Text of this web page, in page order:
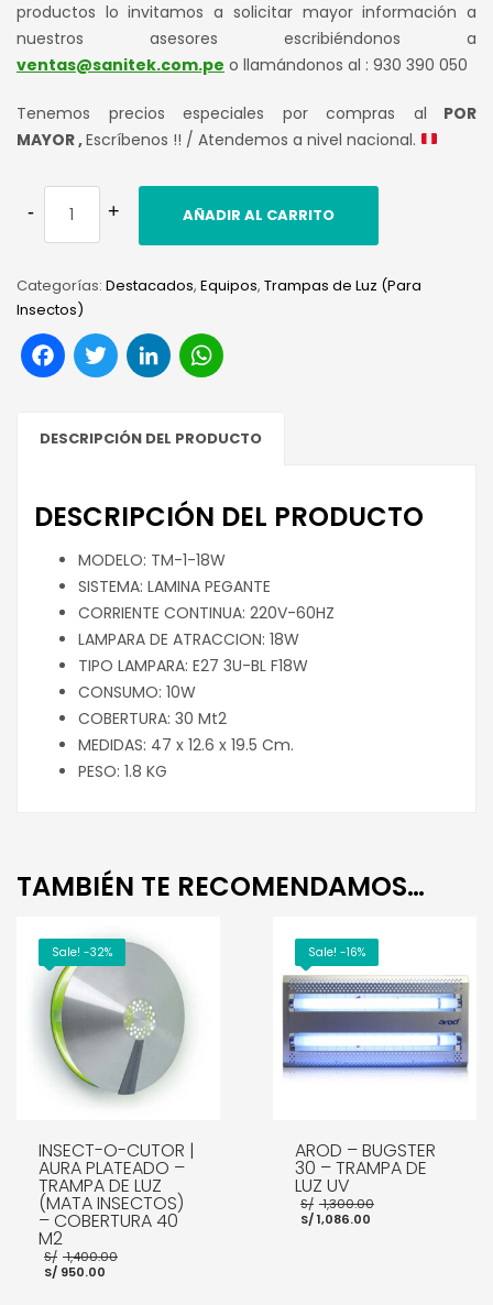
productos lo invitamos a solicitar mayor información a
nuestros asesores escribiéndonos a
ventas@sanitek.com.pe o llamándonos al : 930 390 050
Tenemos precios especiales por compras al POR
MAYOR ,Escríbenos !! / Atendemos a nivel nacional.
AÑADIR AL CARRITO
Categorías: Destacados, Equipos, Trampas de Luz (Para
Insectos)
Facebook
TwitterLinkedIn
DESCRIPCIÓN DEL PRODUCTO
DESCRIPCIÓN DEL PRODUCTO
MODELO: TM-1-18W
SISTEMA: LAMINA PEGANTE
CORRIENTE CONTINUA: 220V-60HZ
LAMPARA DE ATRACCION: 18W
TIPO LAMPARA: E27 3U-BL F18W
CONSUMO: 10W
COBERTURA: 30 Mt2
MEDIDAS: 47 x 12.6 x 19.5 Cm.
PESO: 1.8 KG
TAMBIÉN TE RECOMENDAMOS…
Sale! -32%
INSECT-O-CUTOR |
AURA PLATEADO –
TRAMPA DE LUZ
(MATA INSECTOS)
– COBERTURA 40
M2
S/ 1,400.00
S/ 950.00
Sale! -16%
AROD – BUGSTER
30 – TRAMPA DE
LUZ UV
S/ 1,300.00
S/1,086.00